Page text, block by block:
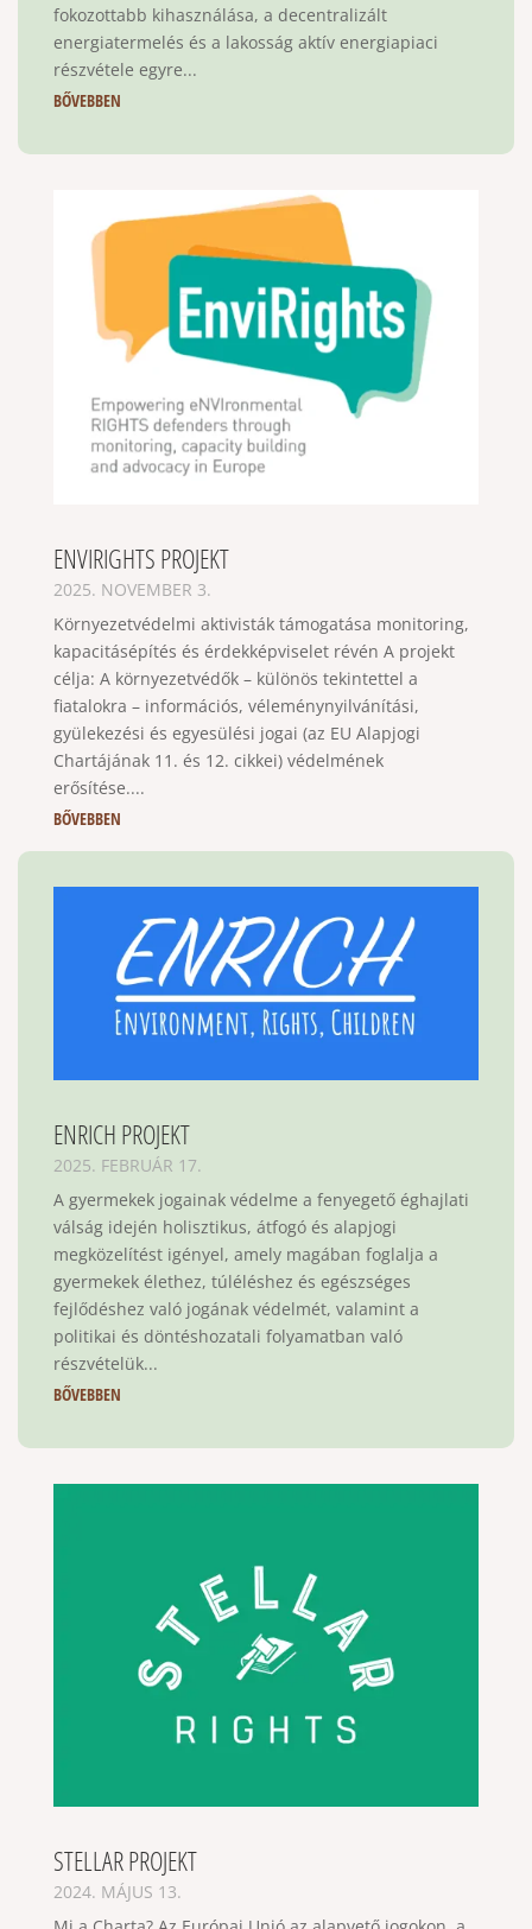
fokozottabb kihasználása, a decentralizált
energiatermelés és a lakosság aktív energiapiaci
részvétele egyre...
BŐVEBBEN
ENVIRIGHTS PROJEKT
2025. NOVEMBER 3.
Környezetvédelmi aktivisták támogatása monitoring,
kapacitásépítés és érdekképviselet révén A projekt
célja: A környezetvédők – különös tekintettel a
fiatalokra – információs, véleménynyilvánítási,
gyülekezési és egyesülési jogai (az EU Alapjogi
Chartájának 11. és 12. cikkei) védelmének
erősítése....
BŐVEBBEN
ENRICH PROJEKT
2025. FEBRUÁR 17.
A gyermekek jogainak védelme a fenyegető éghajlati
válság idején holisztikus, átfogó és alapjogi
megközelítést igényel, amely magában foglalja a
gyermekek élethez, túléléshez és egészséges
fejlődéshez való jogának védelmét, valamint a
politikai és döntéshozatali folyamatban való
részvételük...
BŐVEBBEN
STELLAR PROJEKT
2024. MÁJUS 13.